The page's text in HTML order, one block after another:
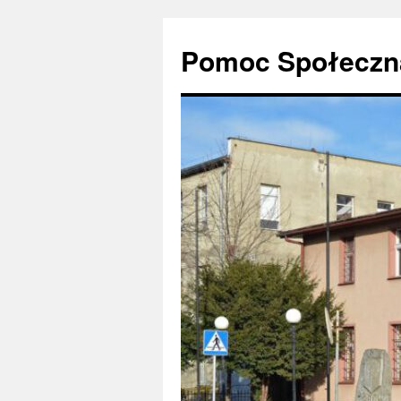
Pomoc